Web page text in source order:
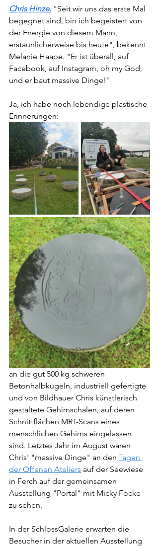
Chris Hinze. "Seit wir uns das erste Mal
begegnet sind, bin ich begeistert von
der Energie von diesem Mann,
erstaunlicherweise bis heute", bekennt
Melanie Haape. "Er ist überall, auf
Facebook, auf Instagram, oh my God,
und er baut massive Dinge!"
Ja, ich habe noch lebendige plastische
Erinnerungen:
an die gut 500 kg schweren
Betonhalbkugeln, industriell gefertigte
und von Bildhauer Chris künstlerisch
gestaltete Gehirnschalen, auf deren
Schnittflächen MRT-Scans eines
menschlichen Gehirns eingelassen
sind. Letztes Jahr im August waren
Chris' "massive Dinge" an den Tagen
der Offenen Ateliers auf der Seewiese
in Ferch auf der gemeinsamen
Ausstellung "Portal" mit Micky Focke
zu sehen.
In der SchlossGalerie erwarten die
Besucher in der aktuellen Ausstellung